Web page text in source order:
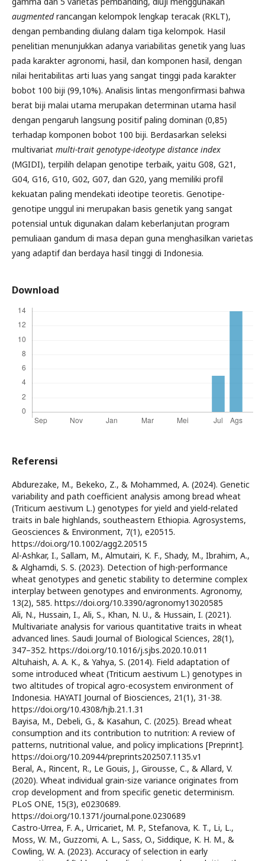
augmentedrancangan kelompok lengkap teracak (RKLT),
dengan pembanding diulang dalam tiga kelompok. Hasil
penelitian menunjukkan adanya variabilitas genetik yang luas
pada karakter agronomi, hasil, dan komponen hasil, dengan
nilai heritabilitas arti luas yang sangat tinggi pada karakter
bobot 100 biji (99,10%). Analisis lintas mengonfirmasi bahwa
berat biji malai utama merupakan determinan utama hasil
dengan pengaruh langsung positif paling dominan (0,85)
terhadap komponen bobot 100 biji. Berdasarkan seleksi
multivariat multi-trait genotype-ideotype distance index
(MGIDI), terpilih delapan genotipe terbaik, yaitu G08, G21,
G04, G16, G10, G02, G07, dan G20, yang memiliki profil
kekuatan paling mendekati ideotipe teoretis. Genotipe-
genotipe unggul ini merupakan basis genetik yang sangat
potensial untuk digunakan dalam keberlanjutan program
pemuliaan gandum di masa depan guna menghasilkan varietas
yang adaptif dan berdaya hasil tinggi di Indonesia.
Download
Referensi
Abdurezake, M., Bekeko, Z., & Mohammed, A. (2024). Genetic
variability and path coefficient analysis among bread wheat
(Triticum aestivum L.) genotypes for yield and yield-related
traits in bale highlands, southeastern Ethiopia. Agrosystems,
Geosciences & Environment, 7(1), e20515.
https://doi.org/10.1002/agg2.20515
Al-Ashkar, I., Sallam, M., Almutairi, K. F., Shady, M., Ibrahim, A.,
& Alghamdi, S. S. (2023). Detection of high-performance
wheat genotypes and genetic stability to determine complex
interplay between genotypes and environments. Agronomy,
13(2), 585. https://doi.org/10.3390/agronomy13020585
Ali, N., Hussain, I., Ali, S., Khan, N. U., & Hussain, I. (2021).
Multivariate analysis for various quantitative traits in wheat
advanced lines. Saudi Journal of Biological Sciences, 28(1),
347–352. https://doi.org/10.1016/j.sjbs.2020.10.011
Altuhaish, A. A. K., & Yahya, S. (2014). Field adaptation of
some introduced wheat (Triticum aestivum L.) genotypes in
two altitudes of tropical agro-ecosystem environment of
Indonesia. HAYATI Journal of Biosciences, 21(1), 31-38.
https://doi.org/10.4308/hjb.21.1.31
Bayisa, M., Debeli, G., & Kasahun, C. (2025). Bread wheat
consumption and its contribution to nutrition: A review of
patterns, nutritional value, and policy implications [Preprint].
https://doi.org/10.20944/preprints202507.1135.v1
Beral, A., Rincent, R., Le Gouis, J., Girousse, C., & Allard, V.
(2020). Wheat individual grain-size variance originates from
crop development and from specific genetic determinism.
PLoS ONE, 15(3), e0230689.
https://doi.org/10.1371/journal.pone.0230689
Castro-Urrea, F. A., Urricariet, M. P., Stefanova, K. T., Li, L.,
Moss, W. M., Guzzomi, A. L., Sass, O., Siddique, K. H. M., &
Cowling, W. A. (2023). Accuracy of selection in early